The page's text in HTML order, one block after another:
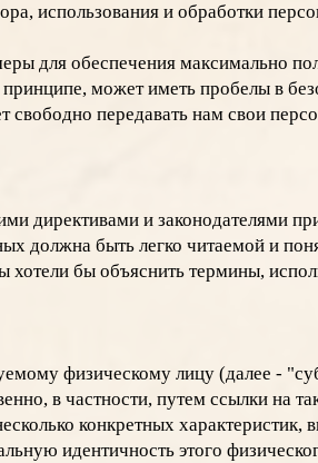
использования и обработки
для обеспечения максимально
может иметь пробелы в
передавать нам свои
директивами и законодателями
должна быть легко читаемой и
бы объяснить термины,
физическому лицу (далее -
в частности, путем ссылки на
конкретных
идентичность этого